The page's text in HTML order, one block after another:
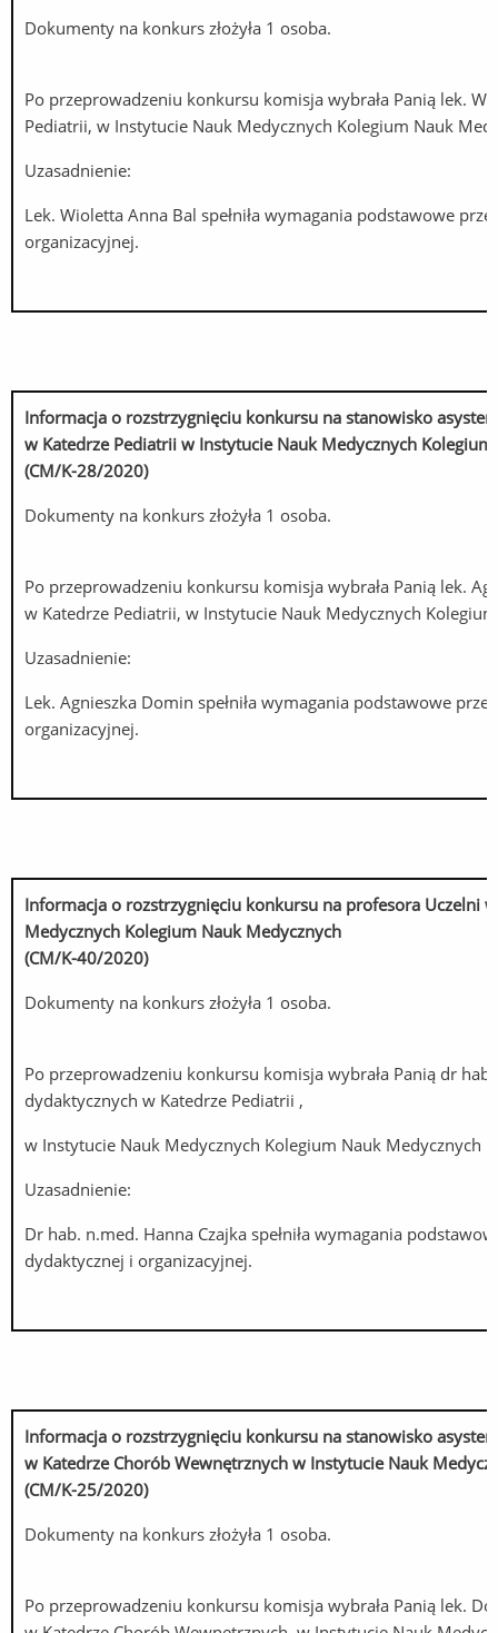
Dokumenty na konkurs złożyła 1 osoba.
Po przeprowadzeniu konkursu komisja wybrała Panią lek.
Pediatrii, w Instytucie Nauk Medycznych Kolegium Nauk
Uzasadnienie:
Lek. Wioletta Anna Bal spełniła wymagania podstawowe
organizacyjnej.
Informacja o rozstrzygnięciu konkursu na stanowisko
w Katedrze Pediatrii w Instytucie Nauk Medycznych
(CM/K-28/2020)
Dokumenty na konkurs złożyła 1 osoba.
Po przeprowadzeniu konkursu komisja wybrała Panią lek.
w Katedrze Pediatrii, w Instytucie Nauk Medycznych
Uzasadnienie:
Lek. Agnieszka Domin spełniła wymagania podstawowe
organizacyjnej.
Informacja o rozstrzygnięciu konkursu na profesora Uczelni
Medycznych Kolegium Nauk Medycznych
(CM/K-40/2020)
Dokumenty na konkurs złożyła 1 osoba.
Po przeprowadzeniu konkursu komisja wybrała Panią dr
dydaktycznych w Katedrze Pediatrii ,
w Instytucie Nauk Medycznych Kolegium Nauk Medycznych
Uzasadnienie:
Dr hab. n.med. Hanna Czajka spełniła wymagania
dydaktycznej i organizacyjnej.
Informacja o rozstrzygnięciu konkursu na stanowisko
w Katedrze Chorób Wewnętrznych w Instytucie Nauk
(CM/K-25/2020)
Dokumenty na konkurs złożyła 1 osoba.
Po przeprowadzeniu konkursu komisja wybrała Panią lek.